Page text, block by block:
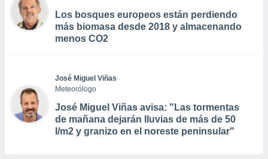
Los bosques europeos están perdiendo
más biomasa desde 2018 y almacenando
menos CO2
José Miguel Viñas
Meteorólogo
José Miguel Viñas avisa: "Las tormentas
de mañana dejarán lluvias de más de 50
l/m2 y granizo en el noreste peninsular"